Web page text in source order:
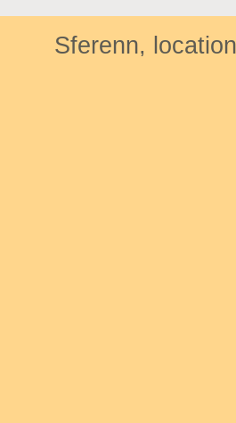
Sferenn,